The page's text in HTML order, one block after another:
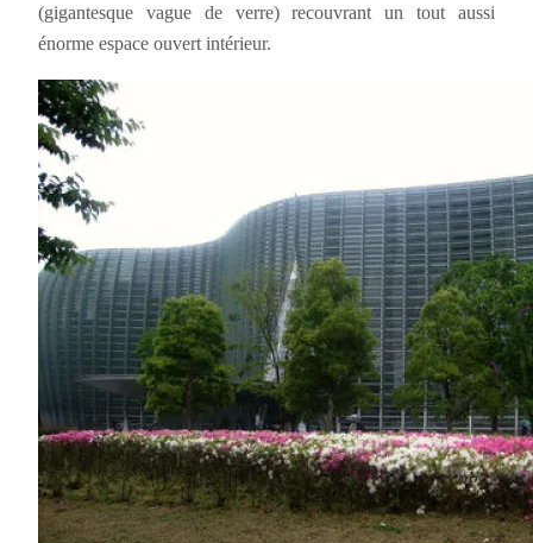
(gigantesque vague de verre) recouvrant un tout aussi
énorme espace ouvert intérieur.